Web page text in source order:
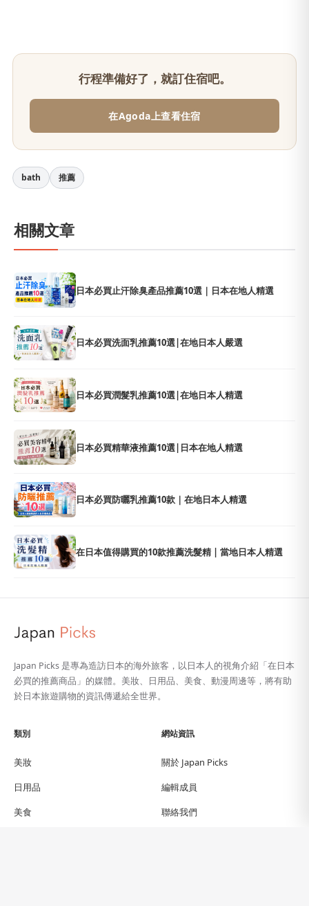
行程準備好了，就訂住宿吧。
在Agoda上查看住宿
bath 推薦
相關文章
日本必買止汗除臭產品推薦10選｜日本在地人精選
日本必買洗面乳推薦10選|在地日本人嚴選
日本必買潤髮乳推薦10選|在地日本人精選
日本必買精華液推薦10選|日本在地人精選
日本必買防曬乳推薦10款｜在地日本人精選
在日本值得購買的10款推薦洗髮精 | 當地日本人精選
Japan Picks 是專為造訪日本的海外旅客，以日本人的視角介紹「在日本
必買的推薦商品」的媒體。美妝、日用品、美食、動漫周邊等，將有助
於日本旅遊購物的資訊傳遞給全世界。
類別
美妝
日用品
美食
網站資訊
關於 Japan Picks
編輯成員
聯絡我們